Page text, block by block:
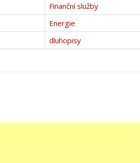
Finanční služby
Energie
dluhopisy